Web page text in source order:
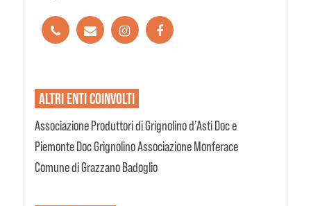
ALTRI ENTICOINVOLTI
Associazione Produttori di Grignolino d’Asti Doc e
Piemonte Doc Grignolino Associazione Monferace
Comune di Grazzano Badoglio